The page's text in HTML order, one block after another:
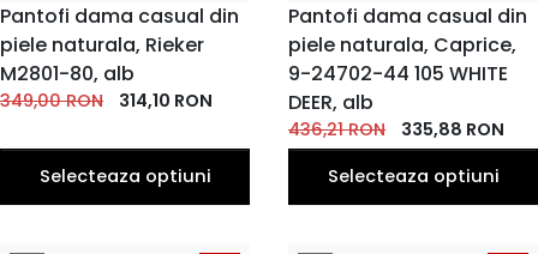
MARIME
36
EU
37
EU
38
EU
39
EU
41
EU
Pantofi dama casual din
piele naturala, Rieker
M2801-80, alb
349,00RON 314,10 RON
Selecteaza optiuni
MARIME
36
EU
37
EU
38
EU
39
EU
40
EU
41
EU
Pantofi dama casual din
piele naturala, Caprice,
9-24702-44 105 WHITE
DEER, alb
436,21RON 335,88 RON
Selecteaza optiuni